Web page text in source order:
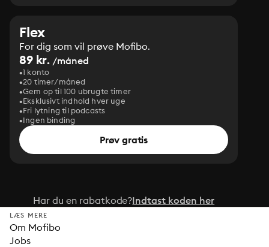
Flex
For dig som vil prøve Mofibo.
89 kr. /måned
1 konto
20 timer/måned
Gem op til 100 ubrugte timer
Eksklusivt indhold hver uge
Fri lytning til podcasts
Ingen binding
Prøv gratis
Har du en rabatkode?Indtast koden her
LÆS MERE
Om Mofibo
Jobs